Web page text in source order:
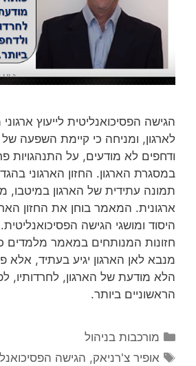
הגישה הפסיכואנליטית לייעוץ
לארגון, ומניחה כי קיימת השפעה של
ודחפים לא מודעים, על התנהגויות
במסגרת הארגון. החזון הארגוני
תמונה עתידית של הארגון במיטבו,
ארגונית. המאמר בוחן את החזון
היסוד ומושגי הגישה
חזונות המנותחים במאמר מלמדים
מנבא לאן הארגון יגיע בעתיד, אלא
הלא מודעת של הארגון, לחרדותיו,
הראשוניים ביותר.
קטגוריות
מורכבות בניהול
תגיות
אופיר צ'רניאק, הגישה